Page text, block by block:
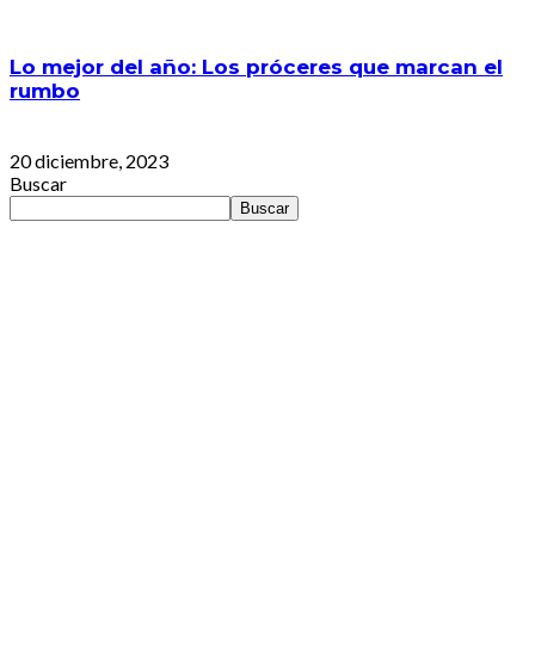
Lo mejor del año: Los próceres que marcan el
rumbo
20 diciembre, 2023
Buscar
Buscar